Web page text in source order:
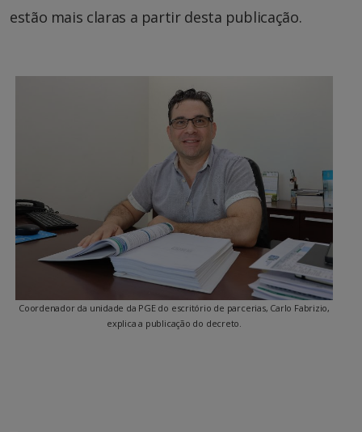
estão mais claras a partir desta publicação.
Coordenador da unidade da PGE do escritório de parcerias, Carlo Fabrizio,
explica a publicação do decreto.